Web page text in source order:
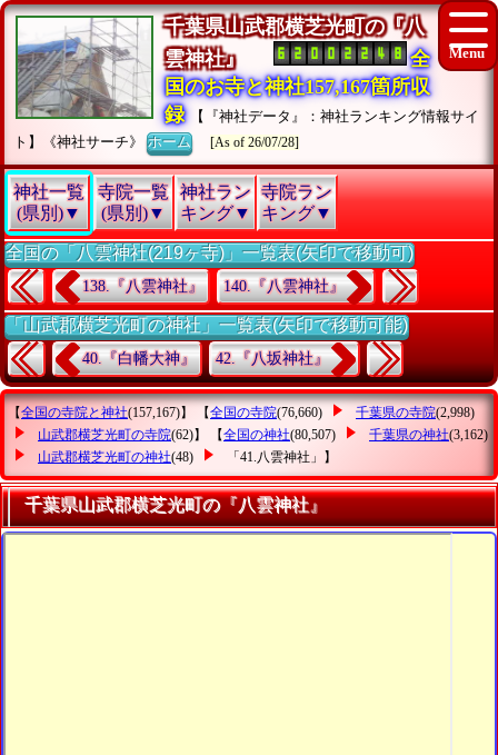
千葉県山武郡横芝光町の『八
雲神社』
全
国のお寺と神社157,167箇所収
録
【『神社データ』：神社ランキング情報サイ
ト】《神社サーチ》ホーム [As of 26/07/28]
神社一覧
(県別)▼
寺院一覧
(県別)▼
神社ラン
キング▼
寺院ラン
キング▼
全国の「八雲神社(219ヶ寺)」一覧表(矢印で移動可)
138.『八雲神社』 140.『八雲神社』
「山武郡横芝光町の神社」一覧表(矢印で移動可能)
40.『白幡大神』 42.『八坂神社』
【全国の寺院と神社(157,167)】 【全国の寺院(76,660) 千葉県の寺院(2,998)
山武郡横芝光町の寺院(62)】 【全国の神社(80,507) 千葉県の神社(3,162)
山武郡横芝光町の神社(48) 「41.八雲神社」 】
千葉県山武郡横芝光町の『八雲神社』